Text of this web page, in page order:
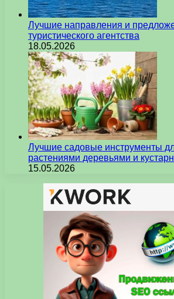
Лучшие направления и
туристического агентства
18.05.2026
Лучшие садовые инструменты
растениями деревьями и
15.05.2026